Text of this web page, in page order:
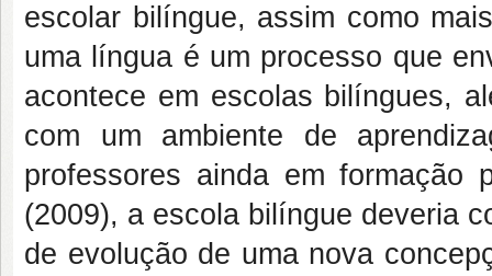
escolar bilíngue, assim como
uma língua é um processo que
acontece em escolas bilíngues,
com um ambiente de
professores ainda em formação
(2009), a escola bilíngue deveria
de evolução de uma nova